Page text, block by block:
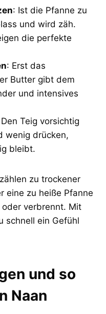
: Ist die Pfanne zu
und wird zäh.
die perfekte
: Erst das
Butter gibt dem
und intensives
Teig vorsichtig
wenig drücken,
bleibt.
zu trockener
eine zu heiße Pfanne
verbrennt. Mit
schnell ein Gefühl
und so
Naan